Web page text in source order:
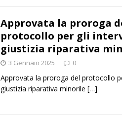
Succede a Trofarello, vede un ladro
CRONACA
Approvata la proroga
protocollo per gli
giustizia riparativa
3 Gennaio 2025 0
Approvata la proroga del protocollo
giustizia riparativa minorile […]